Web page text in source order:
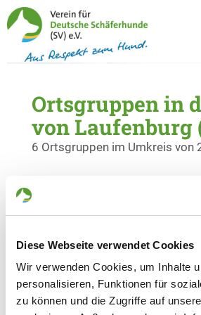
Diese Webseite verwendet Cookies
Wir verwenden Cookies, um Inhalte
personalisieren, Funktionen für
zu können und die Zugriffe auf
Ortsgruppen in
von Laufenburg
6 Ortsgruppen im Umkreis von
OG - Öflingen/Baden
Bergseestraße
79664 Wehr